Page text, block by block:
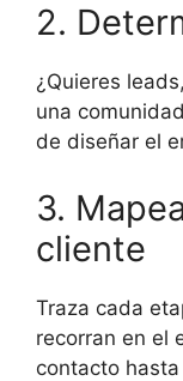
2.
¿Quieres
una
de diseñar el
3.
cliente
Traza cada
recorran en el
contacto